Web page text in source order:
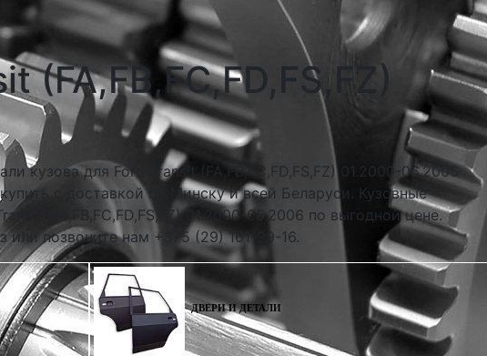
(FA,FB,FC,FD,FS,FZ)
кузова для Ford Transit (FA,FB,FC,FD,FS,FZ) 01.2000-06.2006
с доставкой по Минску и всей Беларуси. Кузовные
(FA,FB,FC,FD,FS,FZ) 01.2000-06.2006 по выгодной цене.
или позвоните нам +375 (29) 161-99-16.
ДВЕРИ И ДЕТАЛИ